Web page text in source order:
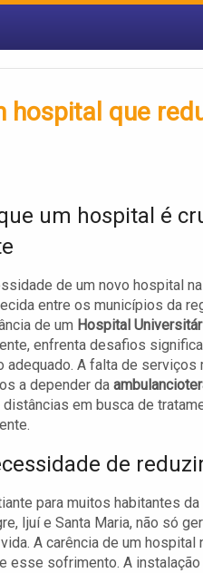
hospital que
um hospital é
de um novo hospital
entre os municípios da
de um Hospital
enfrenta desafios
adequado. A falta de
a depender da
distâncias em busca de
de
para muitos habitantes
Ijuí e Santa Maria, não só
A carência de um
esse sofrimento. A